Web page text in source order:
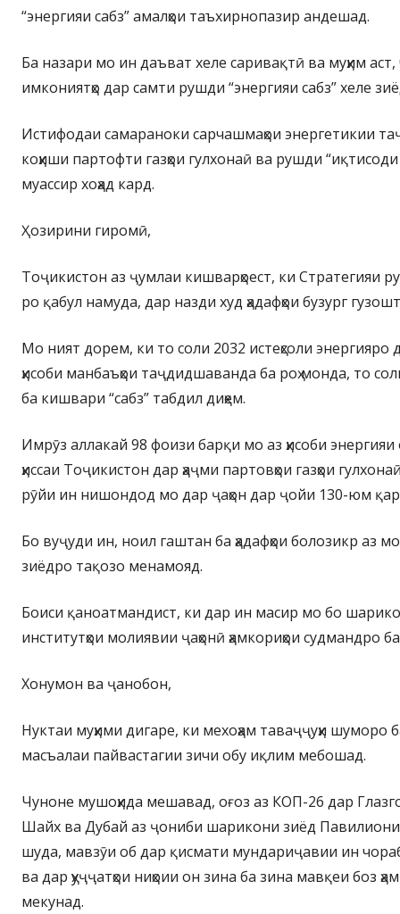
“энергияи сабз” амалҳои таъхирнопазир андешад.
Ба назари мо ин даъват хеле саривақтӣ ва муҳим аст,
имкониятҳо дар самти рушди “энергияи сабз” хеле
Истифодаи самараноки сарчашмаҳои энергетикии
коҳиши партофти газҳои гулхонаӣ ва рушди
муассир хоҳад кард.
Ҳозирини гиромӣ,
Тоҷикистон аз ҷумлаи кишварҳоест, ки Стратегияи
ро қабул намуда, дар назди худ ҳадафҳои бузург
Мо ният дорем, ки то соли 2032 истеҳсоли
ҳисоби манбаъҳои таҷдидшаванда ба роҳ монда, то
ба кишвари “сабз” табдил диҳем.
Имрӯз аллакай 98 фоизи барқи мо аз ҳисоби энергияи
ҳиссаи Тоҷикистон дар ҳаҷми партовҳои газҳои
рӯйи ин нишондод мо дар ҷаҳон дар ҷойи 130-юм
Бо вуҷуди ин, ноил гаштан ба ҳадафҳои болозикр аз
зиёдро тақозо менамояд.
Боиси қаноатмандист, ки дар ин масир мо бо
институтҳои молиявии ҷаҳонӣ ҳамкориҳои судмандро
Хонумон ва ҷанобон,
Нуктаи муҳими дигаре, ки мехоҳам таваҷҷуҳи шуморо
масъалаи пайвастагии зичи обу иқлим мебошад.
Чуноне мушоҳида мешавад, оғоз аз КОП-26 дар
Шайх ва Дубай аз ҷониби шарикони зиёд
шуда, мавзӯи об дар қисмати мундариҷавии ин
ва дар ҳуҷҷатҳои ниҳоии он зина ба зина мавқеи боз
мекунад.